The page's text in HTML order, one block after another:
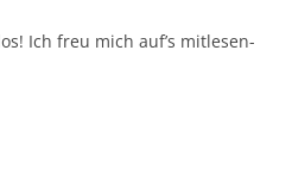
Ich freu mich auf’s mitlesen-